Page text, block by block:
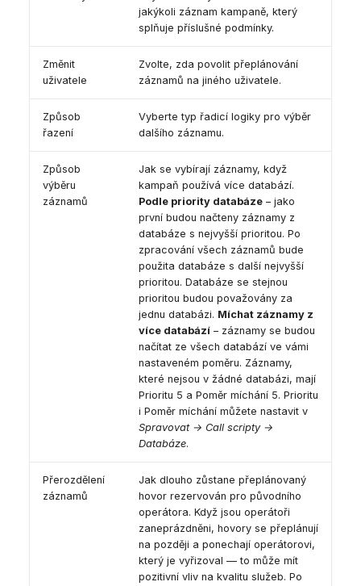
jakýkoli záznam kampaně, který
splňuje příslušné podmínky.
Změnit
uživatele
Zvolte, zda povolit přeplánování
záznamů na jiného uživatele.
Způsob
řazení
Vyberte typ řadicí logiky pro výběr
dalšího záznamu.
Způsob
výběru
záznamů
Jak se vybírají záznamy, když
kampaň používá více databází.
Podle priority databáze – jako
první budou načteny záznamy z
databáze s nejvyšší prioritou. Po
zpracování všech záznamů bude
použita databáze s další nejvyšší
prioritou. Databáze se stejnou
prioritou budou považovány za
jednu databázi. Míchat záznamy z
více databází – záznamy se budou
načítat ze všech databází ve vámi
nastaveném poměru. Záznamy,
které nejsou v žádné databázi, mají
Prioritu 5 a Poměr míchání 5. Prioritu
i Poměr míchání můžete nastavit v
Spravovat → Call scripty →
Databáze.
Přerozdělení
záznamů
Jak dlouho zůstane přeplánovaný
hovor rezervován pro původního
operátora. Když jsou operátoři
zaneprázdněni, hovory se přeplánují
na později a ponechají operátorovi,
který je vyřizoval — to může mít
pozitivní vliv na kvalitu služeb. Po